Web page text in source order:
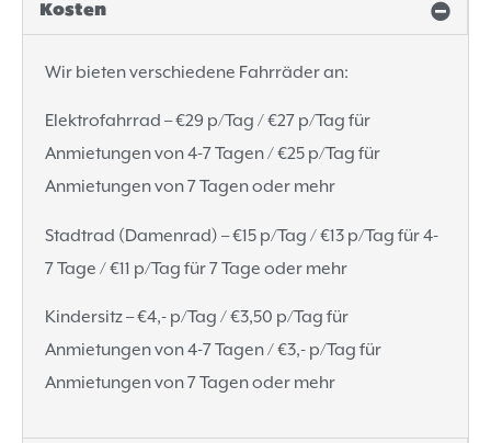
Kosten
Wir bieten verschiedene Fahrräder an:
Elektrofahrrad – €29 p/Tag / €27 p/Tag für
Anmietungen von 4-7 Tagen / €25 p/Tag für
Anmietungen von 7 Tagen oder mehr
Stadtrad (Damenrad) – €15 p/Tag / €13 p/Tag für 4-
7 Tage / €11 p/Tag für 7 Tage oder mehr
Kindersitz – €4,- p/Tag / €3,50 p/Tag für
Anmietungen von 4-7 Tagen / €3,- p/Tag für
Anmietungen von 7 Tagen oder mehr